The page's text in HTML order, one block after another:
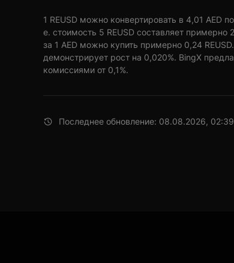
1 REUSD можно конвертировать в 4,01 AED
е. стоимость 5 REUSD составляет
за 1 AED можно купить примерно 0,24
демонстрирует рост на 0,020%. BingX
комиссиями от 0,1%.
Последнее обновление: 08.08.2026,